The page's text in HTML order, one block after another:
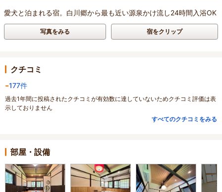
愛犬と泊まれる宿。白川郷から最も近い源泉かけ流し24時間入浴OK
写真をみる 宿をクリップ
クチコミ
-177件
過去1年間に投稿されたクチコミが有効数に達していないためクチコミ評価は表
示しておりません
すべてのクチコミをみる
部屋・設備